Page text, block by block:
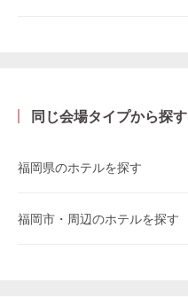
同じ会場タイプから探す
福岡県のホテルを探す
福岡市・周辺のホテルを探す